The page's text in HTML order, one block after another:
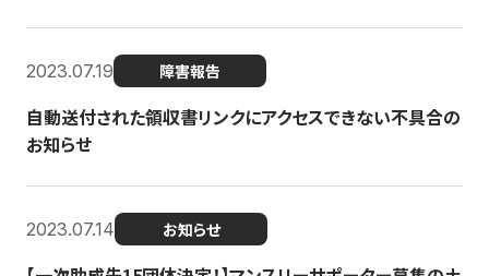
2023.07.19 障害報告
自動送付された領収書リンクにアクセスできない不具合の
お知らせ
2023.07.14 お知らせ